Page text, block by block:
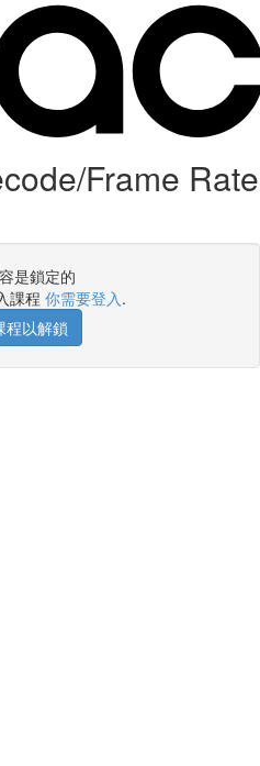
Frame Rate
是鎖定的
課程 你需要登入.
程以解鎖